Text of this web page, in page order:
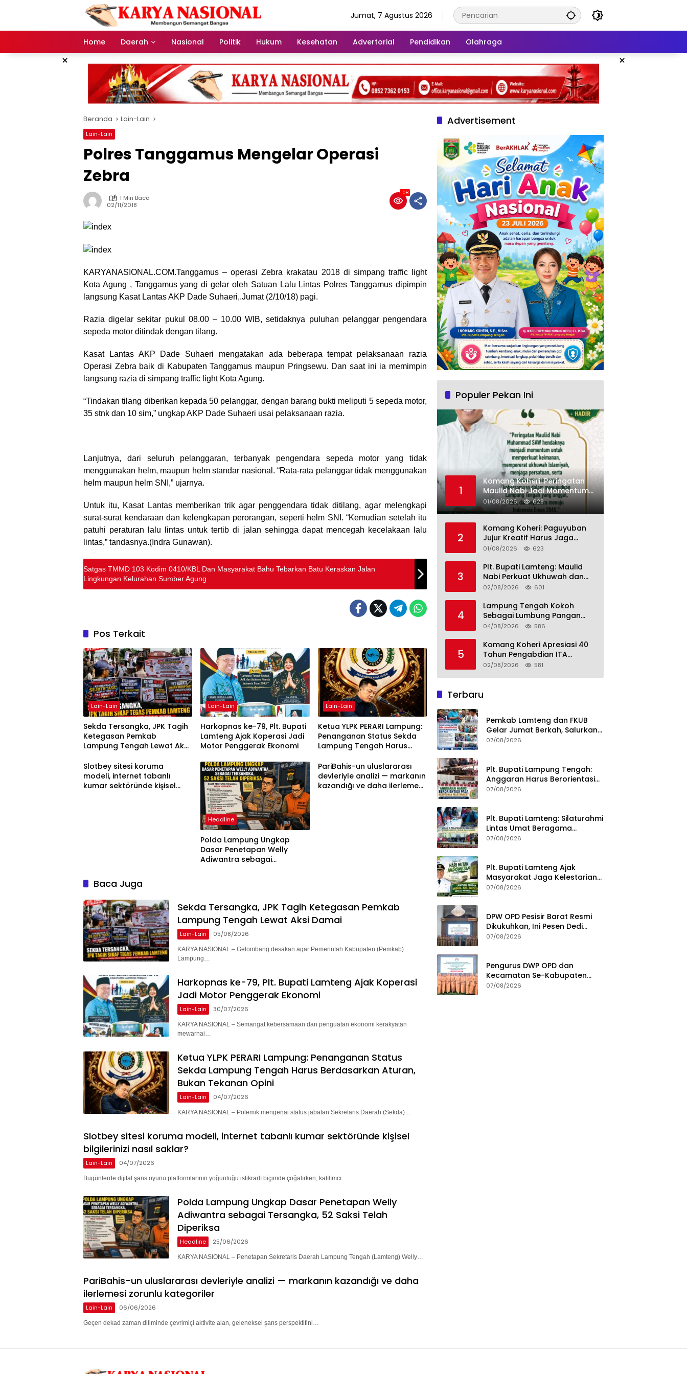
Jumat, 7 Agustus 2026
Home Daerah Nasional Politik Hukum Kesehatan Advertorial Pendidikan Olahraga
× ×
Beranda Lain-Lain
Lain-Lain
Polres Tanggamus Mengelar Operasi
Zebra
1 Min Baca
02/11/2018
108
KARYANASIONAL.COM.Tanggamus – operasi Zebra krakatau 2018 di simpang traffic light
Kota Agung , Tanggamus yang di gelar oleh Satuan Lalu Lintas Polres Tanggamus dipimpin
langsung Kasat Lantas AKP Dade Suhaeri,.Jumat (2/10/18) pagi.
Razia digelar sekitar pukul 08.00 – 10.00 WIB, setidaknya puluhan pelanggar pengendara
sepeda motor ditindak dengan tilang.
Kasat Lantas AKP Dade Suhaeri mengatakan ada beberapa tempat pelaksanaan razia
Operasi Zebra baik di Kabupaten Tanggamus maupun Pringsewu. Dan saat ini ia memimpin
langsung razia di simpang traffic light Kota Agung.
“Tindakan tilang diberikan kepada 50 pelanggar, dengan barang bukti meliputi 5 sepeda motor,
35 stnk dan 10 sim,” ungkap AKP Dade Suhaeri usai pelaksanaan razia.
Lanjutnya, dari seluruh pelanggaran, terbanyak pengendara sepeda motor yang tidak
menggunakan helm, maupun helm standar nasional. “Rata-rata pelanggar tidak menggunakan
helm maupun helm SNI,” ujarnya.
Untuk itu, Kasat Lantas memberikan trik agar penggendara tidak ditilang, agar melengkapi
surat-surat kendaraan dan kelengkapan perorangan, seperti helm SNI. “Kemudian setelah itu
patuhi peraturan lalu lintas untuk tertib di jalan sehingga dapat mencegah kecelakaan lalu
lintas,” tandasnya.(Indra Gunawan).
Satgas TMMD 103 Kodim 0410/KBL Dan Masyarakat Bahu Tebarkan Batu Keraskan Jalan
Lingkungan Kelurahan Sumber Agung
Pos Terkait
Lain-Lain
Sekda Tersangka, JPK Tagih
Ketegasan Pemkab
Lampung Tengah Lewat Aksi
Lain-Lain
Harkopnas ke-79, Plt. Bupati
Lamteng Ajak Koperasi Jadi
Motor Penggerak Ekonomi
Lain-Lain
Ketua YLPK PERARI Lampung:
Penanganan Status Sekda
Lampung Tengah Harus
Tekanan Opini
Slotbey sitesi koruma
modeli, internet tabanlı
kumar sektöründe kişisel
Headline
Polda Lampung Ungkap
Dasar Penetapan Welly
Adiwantra sebagai
PariBahis-un uluslararası
devleriyle analizi — markanın
kazandığı ve daha ilerlemesi
Baca Juga
Sekda Tersangka, JPK Tagih Ketegasan Pemkab
Lampung Tengah Lewat Aksi Damai
Lain-Lain 05/08/2026
KARYA NASIONAL – Gelombang desakan agar Pemerintah Kabupaten (Pemkab)
Lampung…
Harkopnas ke-79, Plt. Bupati Lamteng Ajak Koperasi
Jadi Motor Penggerak Ekonomi
Lain-Lain 30/07/2026
KARYA NASIONAL – Semangat kebersamaan dan penguatan ekonomi kerakyatan
mewarnai…
Ketua YLPK PERARI Lampung: Penanganan Status
Sekda Lampung Tengah Harus Berdasarkan Aturan,
Bukan Tekanan Opini
Lain-Lain 04/07/2026
KARYA NASIONAL – Polemik mengenai status jabatan Sekretaris Daerah (Sekda)…
Slotbey sitesi koruma modeli, internet tabanlı kumar sektöründe kişisel
bilgilerinizi nasıl saklar?
Lain-Lain 04/07/2026
Bugünlerde dijital şans oyunu platformlarının yoğunluğu istikrarlı biçimde çoğalırken, katılımcı…
Polda Lampung Ungkap Dasar Penetapan Welly
Adiwantra sebagai Tersangka, 52 Saksi Telah
Diperiksa
Headline 25/06/2026
KARYA NASIONAL – Penetapan Sekretaris Daerah Lampung Tengah (Lamteng) Welly…
PariBahis-un uluslararası devleriyle analizi — markanın kazandığı ve daha
ilerlemesi zorunlu kategoriler
Lain-Lain 06/06/2026
Geçen dekad zaman diliminde çevrimiçi aktivite alan, geleneksel şans perspektifini…
Advertisement
Populer Pekan Ini
1
Komang Koheri: Peringatan
Maulid Nabi Jadi Momentum
Perkuat Ukhuwah Umat di
Lampung Tengah
01/08/2026 629
2
Komang Koheri: Paguyuban
Jujur Kreatif Harus Jaga
Persatuan untuk Kemajuan
01/08/2026 623
3
Plt. Bupati Lamteng: Maulid
Nabi Perkuat Ukhuwah dan
Jaga Kerukunan Umat
02/08/2026 601
4
Lampung Tengah Kokoh
Sebagai Lumbung Pangan
dan Kekuatan Perkebunan
Kemandirian Pangan adalah
Fondasi Menuju Indonesia
Emas 2045
04/08/2026 586
5
Komang Koheri Apresiasi 40
Tahun Pengabdian ITA
Optical Group untuk
02/08/2026 581
Terbaru
Pemkab Lamteng dan FKUB
Gelar Jumat Berkah, Salurkan
Bantuan Sosial untuk Warga
07/08/2026
Plt. Bupati Lampung Tengah:
Anggaran Harus Berorientasi
pada Kebutuhan Masyarakat
07/08/2026
Plt. Bupati Lamteng: Silaturahmi
Lintas Umat Beragama
Menjaga Kondusivitas Daerah
07/08/2026
Plt. Bupati Lamteng Ajak
Masyarakat Jaga Kelestarian
Alam pada Peringatan Hari
07/08/2026
DPW OPD Pesisir Barat Resmi
Dikukuhkan, Ini Pesen Dedi
Irawan
07/08/2026
Pengurus DWP OPD dan
Kecamatan Se-Kabupaten
Pesisir Barat Resmi Dikukuhkan
07/08/2026